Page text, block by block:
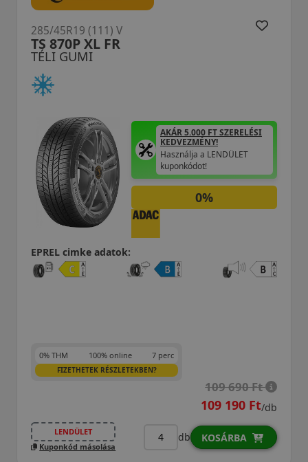
TÉLI GUMI
W330A XL
285/45R19 (111) V
AKÁR 5.000 FT SZERELÉSI
KEDVEZMÉNY!
Használja a LENDÜLET
kuponkódot!
EPREL cimke adatok:
0% THM 100% online 7 perc
FIZETHETEK RÉSZLETEKBEN?
89 390 Ft/db
LENDÜLET
Kuponkód másolása
db KOSÁRBA